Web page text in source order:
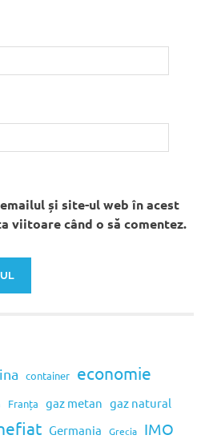
și site-ul web în acest
viitoare când o să comentez.
container economie
Franța gaz metan gaz natural
Germania Grecia IMO